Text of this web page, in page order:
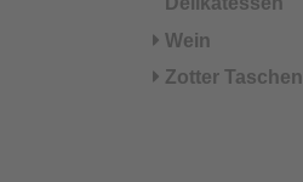
Wein
Zotter Taschen